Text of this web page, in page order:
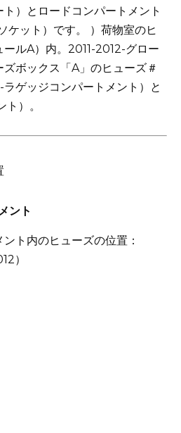
）とロードコンパートメント
ケット）です。 ）荷物室のヒ
ルA）内。 2011-2012-グロー
ボックス「A」のヒューズ＃
ゲッジコンパートメント）と
）。
ント